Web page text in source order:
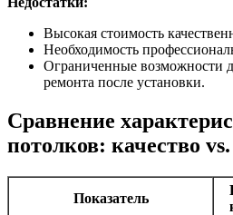
Высокая стоимость
Необходимость
Ограниченные возможности
ремонта после установки.
Сравнение
потолков: качество
Показатель